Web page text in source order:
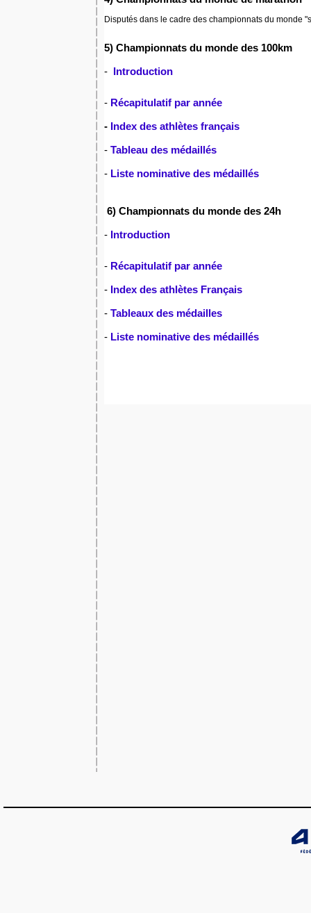
Disputés dans le cadre des championnats du monde
5) Championnats du monde des 100km
- Introduction
- Récapitulatif par année
- Index des athlètes français
- Tableau des médaillés
- Liste nominative des médaillés
6) Championnats du monde des 24h
- Introduction
- Récapitulatif par année
- Index des athlètes Français
- Tableaux des médailles
- Liste nominative des médaillés